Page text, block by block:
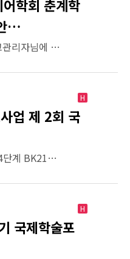
학회 춘계학
…
[이 게시물은 최고관리자님에 의해 2023-06-28 17:11:55 공지사항에서 이동 됨]
H
업 제 2회 국
안녕하십니까. 4단계 BK21사업 미래영상콘텐츠 혁신융합교육연구단과 서비스디자인 기반의 사회혁신 교육연구팀은작년 1회 국제학술대회에 이어 2회 국제학술대회(International Conference on Digital Contents)를 개최합니다.정기 국제학술대회를 통해 영상콘텐츠 분야 학술기관 및…
H
국제학술포